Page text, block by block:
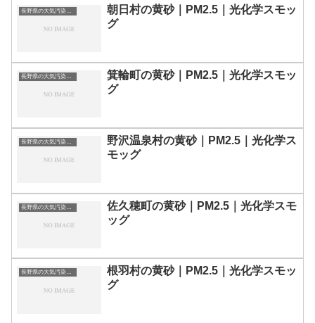
長野県の大気汚染・PM2.5・黄砂・エアロゾルの数値
朝日村の黄砂｜PM2.5｜光化学スモッ
グ
長野県の大気汚染・PM2.5・黄砂・エアロゾルの数値
箕輪町の黄砂｜PM2.5｜光化学スモッ
グ
長野県の大気汚染・PM2.5・黄砂・エアロゾルの数値
野沢温泉村の黄砂｜PM2.5｜光化学ス
モッグ
長野県の大気汚染・PM2.5・黄砂・エアロゾルの数値
佐久穂町の黄砂｜PM2.5｜光化学スモ
ッグ
長野県の大気汚染・PM2.5・黄砂・エアロゾルの数値
根羽村の黄砂｜PM2.5｜光化学スモッ
グ